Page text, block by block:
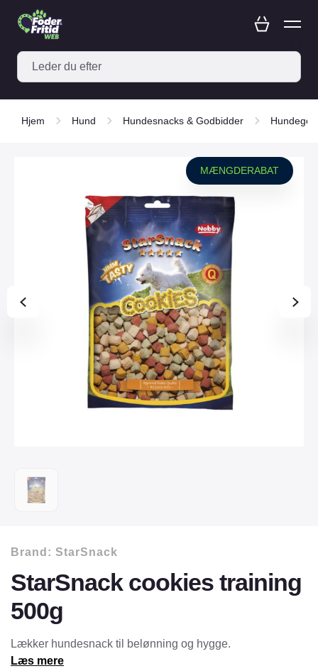
Hjem Hund Hundesnacks & Godbidder
MÆNGDERABAT
Brand: StarSnack
StarSnack cookies training
500g
Lækker hundesnack til belønning og hygge.
Læs mere